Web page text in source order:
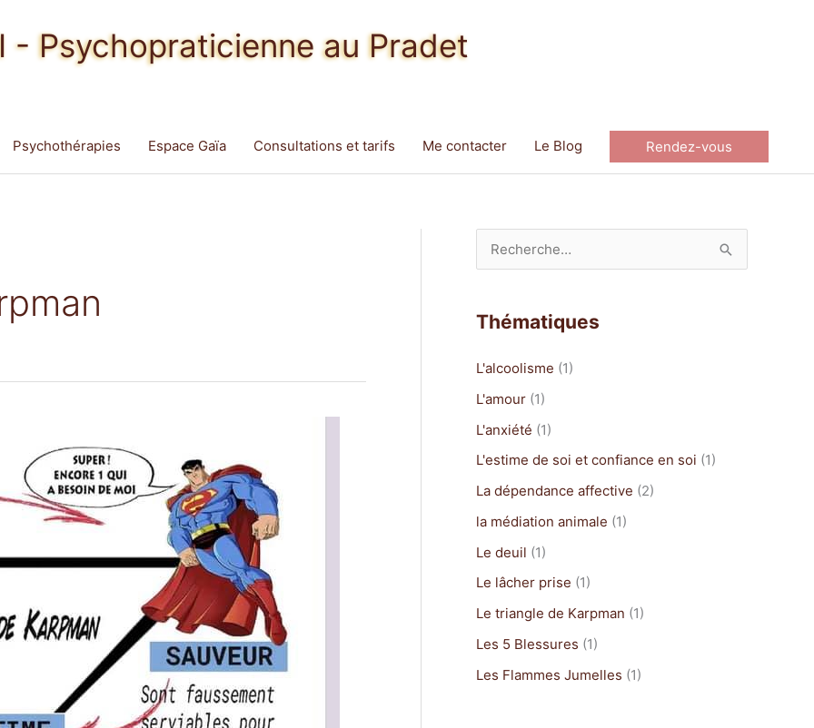
- Psychopraticienne au Pradet
Psychothérapies Espace Gaïa Consultations et tarifs Me contacter Le Blog Rendez-vous
h
e
e
r
:
Thématiques
L'alcoolisme (1)
L'amour (1)
L'anxiété (1)
L'estime de soi et confiance en soi (1)
La dépendance affective (2)
la médiation animale (1)
Le deuil (1)
Le lâcher prise (1)
Le triangle de Karpman (1)
Les 5 Blessures (1)
Les Flammes Jumelles (1)